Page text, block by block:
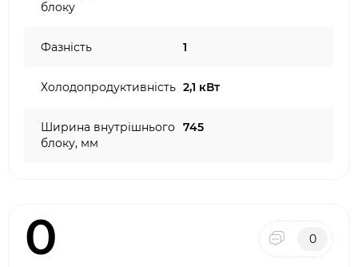
блоку
Фазність 1
Холодопродуктивність 2,1 кВт
Ширина внутрішнього
блоку, мм
745
0 0